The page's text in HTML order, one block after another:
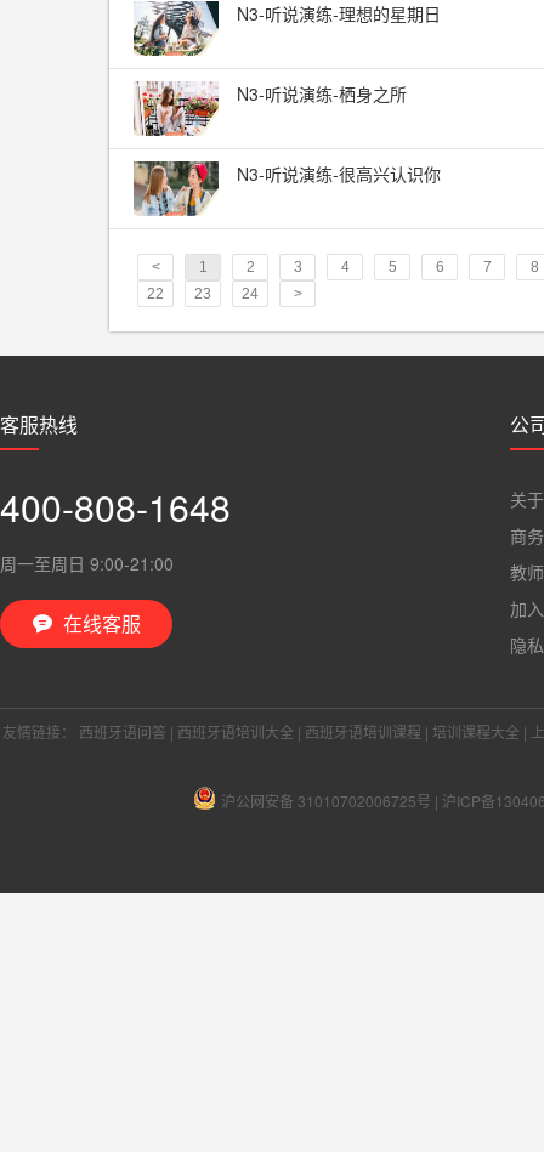
N3-听说演练-理想的星期日
N3-听说演练-栖身之所
N3-听说演练-很高兴认识你
< 1 2 3 4 5 6 7
8
22
23 24 >
客服热线
400-808-1648
周一至周日 9:00-21:00
 在线客服
公
关
商
教
加
隐
友情链接： 西班牙语问答 | 西班牙语培训大全 | 西班牙语培训课程 | 培训课程大全 |
沪公网安备 31010702006725号 | 沪ICP备